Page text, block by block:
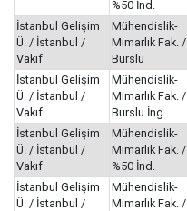
%50 İnd.
İstanbul Gelişim
Ü. / İstanbul /
Vakıf
Mühendislik-
Mimarlık Fak. /
Burslu
İstanbul Gelişim
Ü. / İstanbul /
Vakıf
Mühendislik-
Mimarlık Fak. /
Burslu İng.
İstanbul Gelişim
Ü. / İstanbul /
Vakıf
Mühendislik-
Mimarlık Fak. /
%50 İnd.
İstanbul Gelişim
Ü. / İstanbul /
Mühendislik-
Mimarlık Fak. /